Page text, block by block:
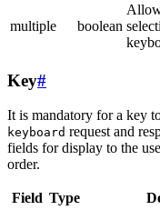
multiple boolean
Key#
It is mandatory for a key
keyboard request and
fields for display to the
order.
Field Type